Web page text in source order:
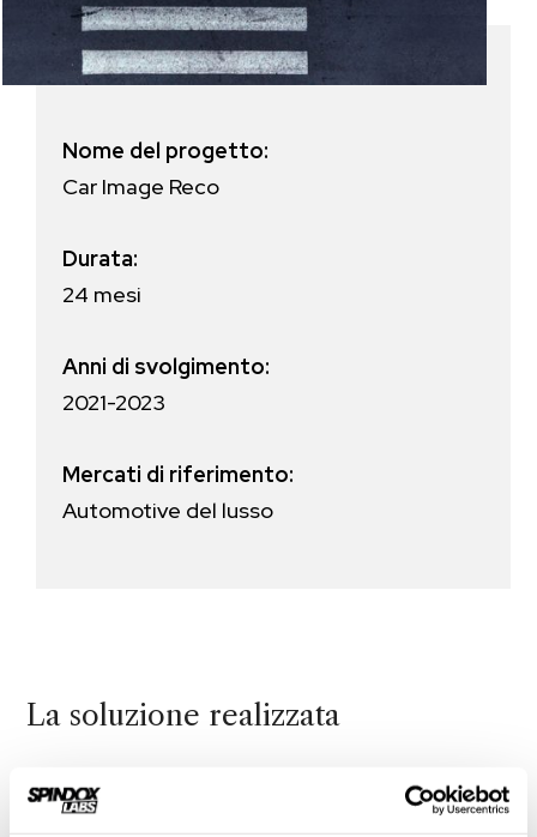
Nome del progetto:
Car Image Reco
Durata:
24 mesi
Anni di svolgimento:
2021-2023
Mercati di riferimento:
Automotive del lusso
La soluzione realizzata
A innescare processi d’innovazione è spesso l’esigenza
di soddisfare, qui e ora, la richiesta di un cliente. In